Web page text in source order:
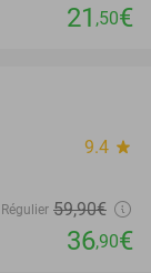
21 ,50€
9.4 star
Régulier 59,90€
36,90€